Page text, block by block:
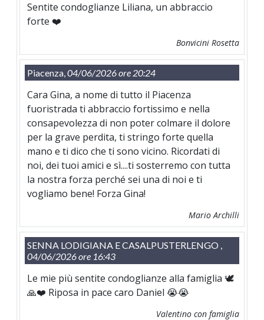
Sentite condoglianze Liliana, un abbraccio
forte ❤️
Bonvicini Rosetta
Piacenza,04/06/2026 ore 20:24
Cara Gina, a nome di tutto il Piacenza
fuoristrada ti abbraccio fortissimo e nella
consapevolezza di non poter colmare il dolore
per la grave perdita, ti stringo forte quella
mano e ti dico che ti sono vicino. Ricordati di
noi, dei tuoi amici e sì....ti sosterremo con tutta
la nostra forza perché sei una di noi e ti
vogliamo bene! Forza Gina!
Mario Archilli
SENNA LODIGIANA E CASALPUSTERLENGO ,
04/06/2026 ore 16:43
Le mie più sentite condoglianze alla famiglia 🕊️
🙏❤️ Riposa in pace caro Daniel 😭😭
Valentino con famiglia